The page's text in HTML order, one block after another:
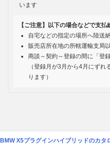
います
【ご注意】以下の場合などで支
自宅などの指定の場所へ陸送
販売店所在地の所轄運輸支局
商談～契約～登録の間に「登
（登録月が3月から4月にず
ります）
BMW X5プラグインハイブリッドのカタ